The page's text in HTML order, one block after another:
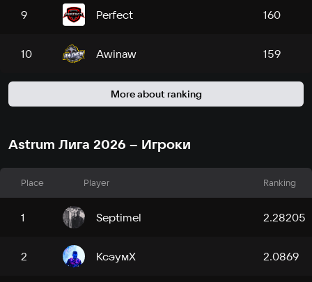
9 Perfесt 160
10 Awinaw 159
More about ranking
Astrum Лига 2026 – Игроки
Place Player Ranking
1 Septimel 2.28205
2 КсэумХ 2.0869